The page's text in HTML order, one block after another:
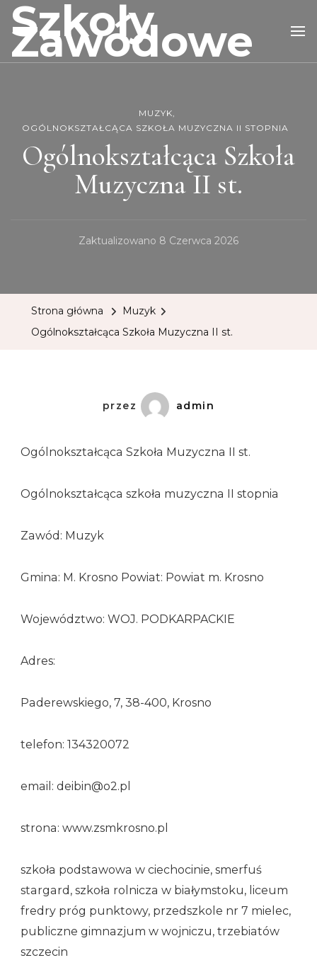
Szkoły
Zawodowe
MUZYK
OGÓLNOKSZTAŁCĄCA SZKOŁA MUZYCZNA II STOPNIA
Ogólnokształcąca Szkoła
Muzyczna II st.
Zaktualizowano 8 Czerwca 2026
Strona główna
Muzyk
Ogólnokształcąca Szkoła Muzyczna II st.
przez admin
Ogólnokształcąca Szkoła Muzyczna II st.
Ogólnokształcąca szkoła muzyczna II stopnia
Zawód: Muzyk
Gmina: M. Krosno Powiat: Powiat m. Krosno
Województwo: WOJ. PODKARPACKIE
Adres:
Paderewskiego, 7, 38-400, Krosno
telefon: 134320072
email: deibin@o2.pl
strona: www.zsmkrosno.pl
szkoła podstawowa w ciechocinie, smerfuś
stargard, szkoła rolnicza w białymstoku, liceum
fredry próg punktowy, przedszkole nr 7 mielec,
publiczne gimnazjum w wojniczu, trzebiatów
szczecin